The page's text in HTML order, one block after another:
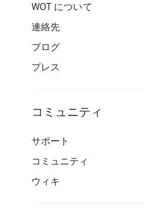
WOT について
連絡先
ブログ
プレス
コミュニティ
サポート
コミュニティ
ウィキ